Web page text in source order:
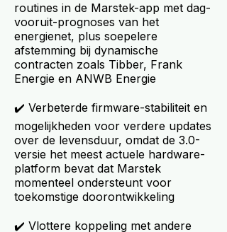
routines in de Marstek-app met dag-
vooruit-prognoses van het
energienet, plus soepelere
afstemming bij dynamische
contracten zoals Tibber, Frank
Energie en ANWB Energie
✔️ Verbeterde firmware-stabiliteit en
mogelijkheden voor verdere updates
over de levensduur, omdat de 3.0-
versie het meest actuele hardware-
platform bevat dat Marstek
momenteel ondersteunt voor
toekomstige doorontwikkeling
✔️ Vlottere koppeling met andere